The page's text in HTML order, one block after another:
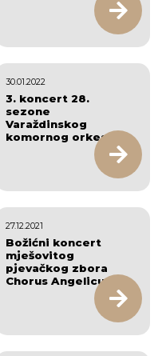
3. koncert 28.
sezone
Varaždinskog
komornog orkestra
30.01.2022
Božićni koncert
mješovitog
pjevačkog zbora
Chorus Angelicus
27.12.2021